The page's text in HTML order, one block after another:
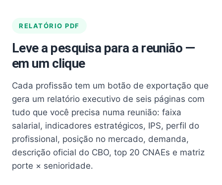
RELATÓRIO PDF
Leve a pesquisa para a reunião —
em um clique
Cada profissão tem um botão de exportação que
gera um relatório executivo de seis páginas com
tudo que você precisa numa reunião: faixa
salarial, indicadores estratégicos, IPS, perfil do
profissional, posição no mercado, demanda,
descrição oficial do CBO, top 20 CNAEs e matriz
porte × senioridade.